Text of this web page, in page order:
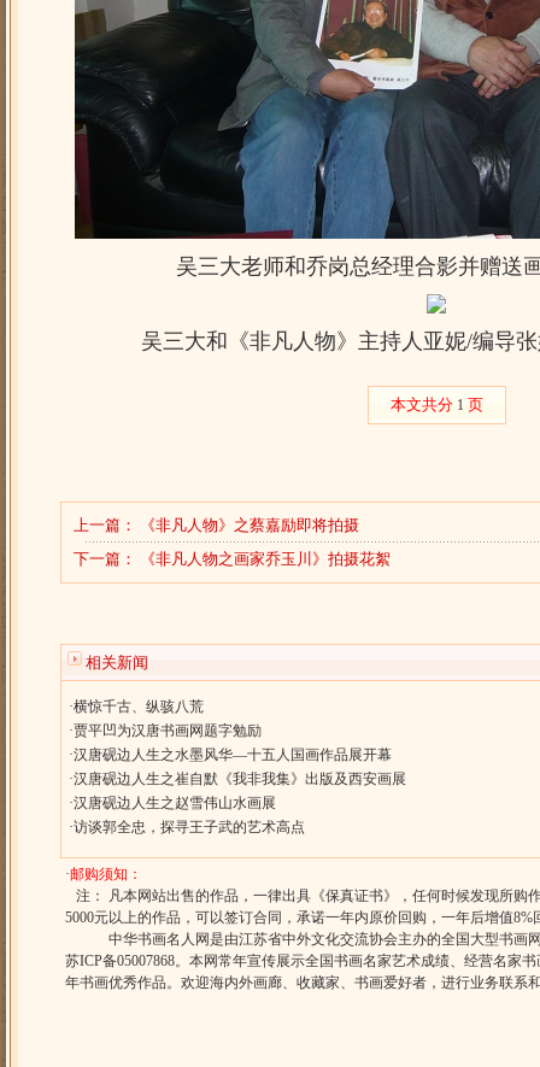
吴三大老师和乔岗总经理合影并赠送
吴三大和《非凡人物》主持人亚妮/编导
本文共分 1 页
上一篇：
《非凡人物》之蔡嘉励即将拍摄
下一篇：
《非凡人物之画家乔玉川》拍摄花絮
相关新闻
·横惊千古、纵骇八荒
·贾平凹为汉唐书画网题字勉励
·汉唐砚边人生之水墨风华—十五人国画作品展开幕
·汉唐砚边人生之崔自默《我非我集》出版及西安画展
·汉唐砚边人生之赵雪伟山水画展
·访谈郭全忠，探寻王子武的艺术高点
·邮购须知：
注： 凡本网站出售的作品，一律出具《保真证书》，任何时候发现所购
5000元以上的作品，可以签订合同，承诺一年内原价回购，一年后增值
中华书画名人网是由江苏省中外文化交流协会主办的全国大型书画网
苏ICP备05007868。本网常年宣传展示全国书画名家艺术成绩、经营名家
年书画优秀作品。欢迎海内外画廊、收藏家、书画爱好者，进行业务联系